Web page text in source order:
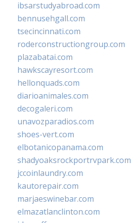
ibsarstudyabroad.com
bennusehgall.com
tsecincinnati.com
roderconstructiongroup.com
plazabatai.com
hawkscayresort.com
hellonquads.com
diarioanimales.com
decogaleri.com
unavozparadios.com
shoes-vert.com
elbotanicopanama.com
shadyoaksrockportrvpark.com
jccoinlaundry.com
kautorepair.com
marjaeswinebar.com
elmazatlanclinton.com